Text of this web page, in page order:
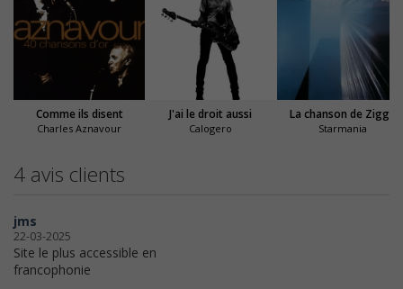
Comme ils disent
Charles Aznavour
J'ai le droit aussi
Calogero
La chanson de Ziggy
Starmania
4 avis clients
jms
22-03-2025
Site le plus accessible en
francophonie